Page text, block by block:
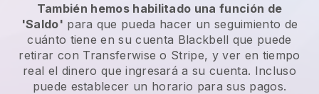
También hemos habilitado una función de
'Saldo' para que pueda hacer un seguimiento de
cuánto tiene en su cuenta Blackbell que puede
retirar con Transferwise o Stripe, y ver en tiempo
real el dinero que ingresará a su cuenta. Incluso
puede establecer un horario para sus pagos.